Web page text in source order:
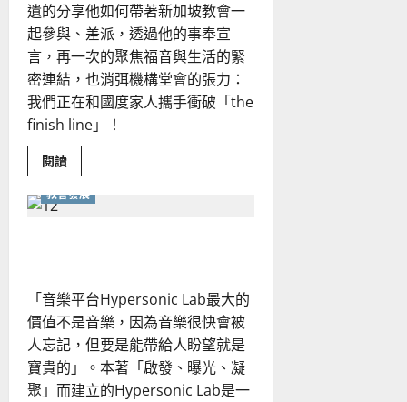
遺的分享他如何帶著新加坡教會一
起參與、差派，透過他的事奉宣
言，再一次的聚焦福音與生活的緊
密連結，也消弭機構堂會的張力：
我們正在和國度家人攜手衝破「the
finish line」！
閱讀Read
more
如
宣
教？
教會發展
「音樂平台Hypersonic Lab最大的
價值不是音樂，因為音樂很快會被
人忘記，但要是能帶給人盼望就是
寶貴的」。本著「啟發、曝光、凝
聚」而建立的Hypersonic Lab是一